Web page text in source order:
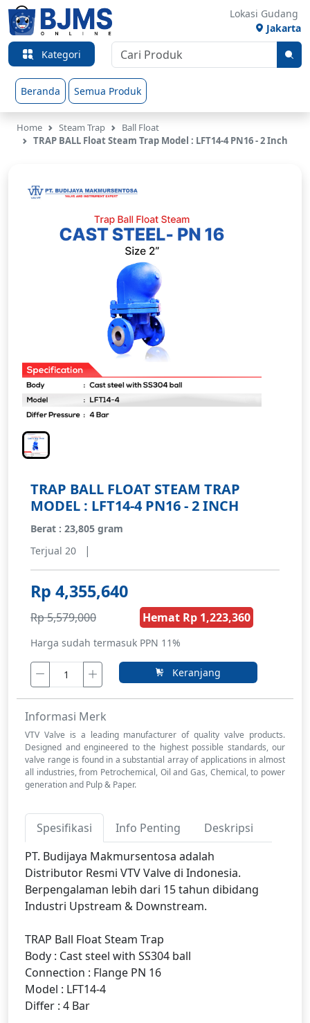
Lokasi Gudang
Jakarta
Kategori
Beranda Semua Produk
Home Steam Trap
Ball Float
TRAP BALL Float Steam Trap Model : LFT14-4 PN16 - 2 Inch
TRAP BALL FLOAT STEAM TRAP
MODEL : LFT14-4 PN16 - 2 INCH
Berat : 23,805 gram
Terjual 20
|
Rp 4,355,640
Rp 5,579,000 Hemat Rp 1,223,360
Harga sudah termasuk PPN 11%
Keranjang
Informasi Merk
VTV Valve is a leading manufacturer of quality valve products.
Designed and engineered to the highest possible standards, our
valve range is found in a substantial array of applications in almost
all industries, from Petrochemical, Oil and Gas, Chemical, to power
generation and Pulp & Paper.
Spesifikasi Info Penting
Deskripsi
PT. Budijaya Makmursentosa adalah
Distributor Resmi VTV Valve di Indonesia.
Berpengalaman lebih dari 15 tahun dibidang
Industri Upstream & Downstream.
TRAP Ball Float Steam Trap
Body : Cast steel with SS304 ball
Connection : Flange PN 16
Model : LFT14-4
Differ : 4 Bar